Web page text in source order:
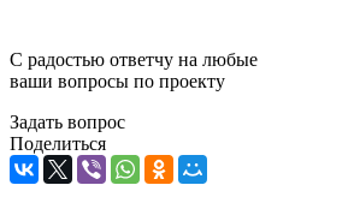
С радостью ответчу на любые
ваши вопросы по проекту
Задать вопрос
Поделиться